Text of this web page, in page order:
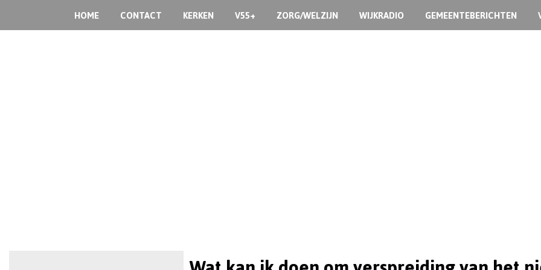
HOME CONTACT KERKEN V55+ ZORG/WELZIJN WIJKRADIO GEMEENTEBERICHTEN